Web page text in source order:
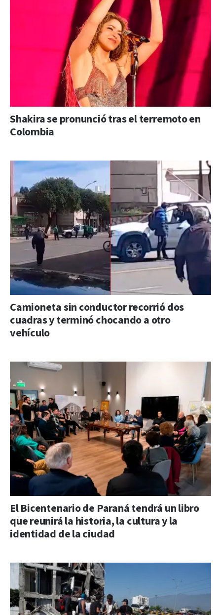
Shakira se pronunció tras el terremoto en
Colombia
Camioneta sin conductor recorrió dos
cuadras y terminó chocando a otro
vehículo
El Bicentenario de Paraná tendrá un libro
que reunirá la historia, la cultura y la
identidad de la ciudad